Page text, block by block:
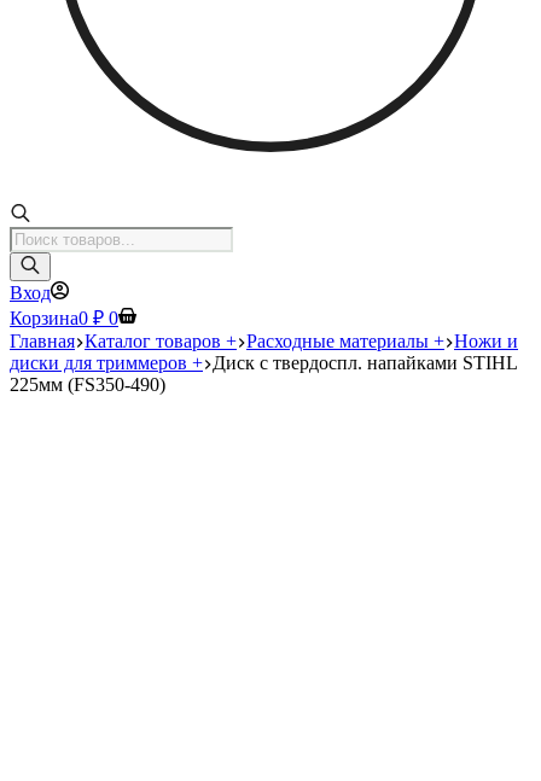
Поиск
товаров
Вход
Корзина0 ₽ 0
Главная Каталог товаров + Расходные материалы + Ножи и
диски для триммеров + Диск с твердоспл. напайками STIHL
225мм (FS350-490)